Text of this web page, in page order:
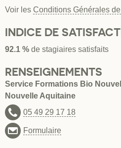
Voir les Conditions Générales
INDICE DE
92.1 % de stagiaires satisfaits
RENSEIGNEMENTS
Service Formations Bio
Nouvelle Aquitaine
05 49 29 17 18
Formulaire